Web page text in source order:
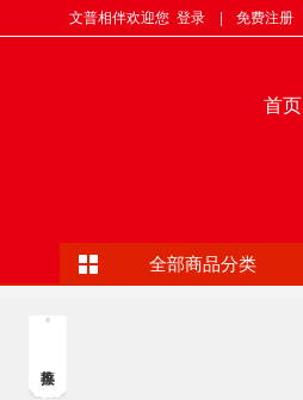
文普相伴欢迎您 登录 免费注册
首页
全部商品分类